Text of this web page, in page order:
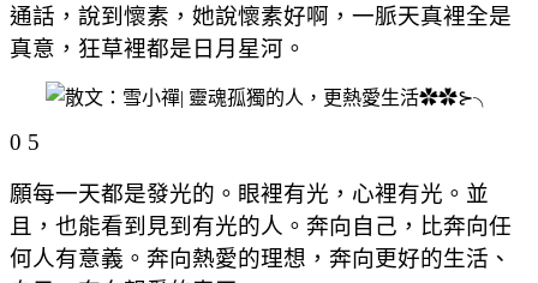
通話，說到懷素，她說懷素好啊，一脈天真裡全是
真意，狂草裡都是日月星河。
0 5
願每一天都是發光的。眼裡有光，心裡有光。並
且，也能看到見到有光的人。奔向自己，比奔向任
何人有意義。奔向熱愛的理想，奔向更好的生活、